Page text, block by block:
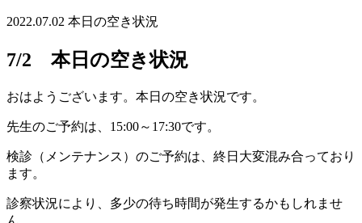
2022.07.02 本日の空き状況
7/2 本日の空き状況
おはようございます。本日の空き状況です。
先生のご予約は、15:00～17:30です。
検診（メンテナンス）のご予約は、終日大変混み合っており
ます。
診察状況により、多少の待ち時間が発生するかもしれませ
ん。